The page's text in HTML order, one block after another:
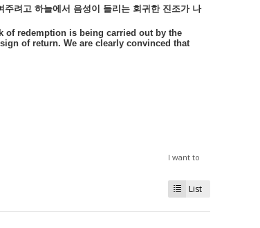
주려고 하늘에서 음성이 들리는 회귀한 진조가 나
of redemption is being carried out by the
of return. We are clearly convinced that
I want to
List